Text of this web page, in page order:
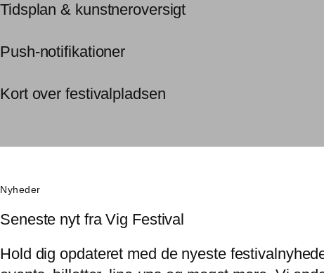
Tidsplan & kunstneroversigt
Push-notifikationer
Kort over festivalpladsen
Nyheder
Seneste nyt fra Vig Festival
Hold dig opdateret med de nyeste